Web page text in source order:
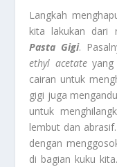
Langkah
kita lakukan dari
Pasta Gigi.
ethyl acetateyang
cairan untuk
gigi juga
untuk
lembut dan
dengan
di bagian kuku